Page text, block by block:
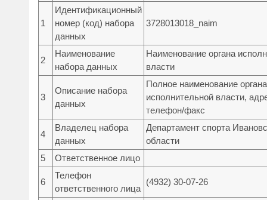
1
Идентификационный
номер (код) набора
данных
3728013018_naim
2
Наименование
набора данных
Наименование органа
власти
3
Описание набора
данных
Полное наименование органа
исполнительной власти,
телефон/факс
4
Владелец набора
данных
Департамент спорта
области
5
Ответственное лицо
6
Телефон
ответственного лица
(4932) 30-07-26